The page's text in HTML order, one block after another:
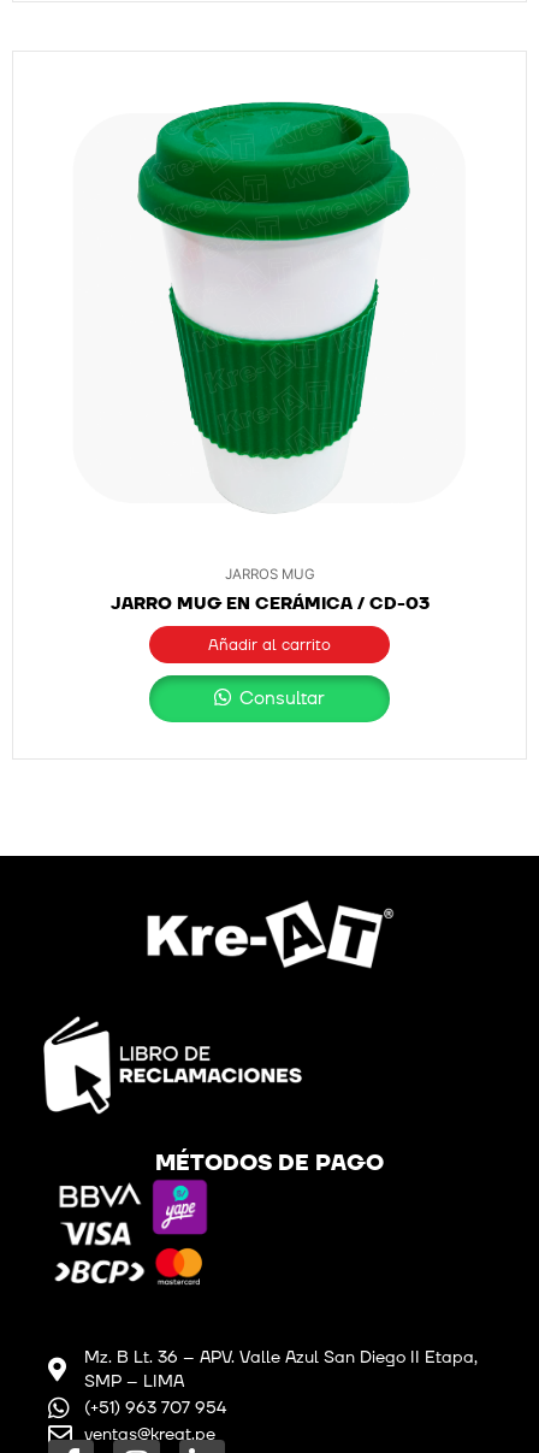
JARROS MUG
JARRO MUG EN CERÁMICA / CD-03
Añadir al carrito
Consultar
MÉTODOS DE PAGO
Mz. B Lt. 36 – APV. Valle Azul San Diego II Etapa,
SMP – LIMA
(+51) 963 707 954
ventas@kreat.pe